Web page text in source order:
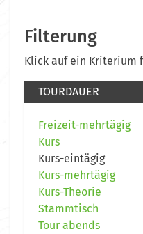
Filterung
Klick auf ein Kriterium
TOURDAUER
Freizeit-mehrtägig
Kurs
Kurs-eintägig
Kurs-mehrtägig
Kurs-Theorie
Stammtisch
Tour abends